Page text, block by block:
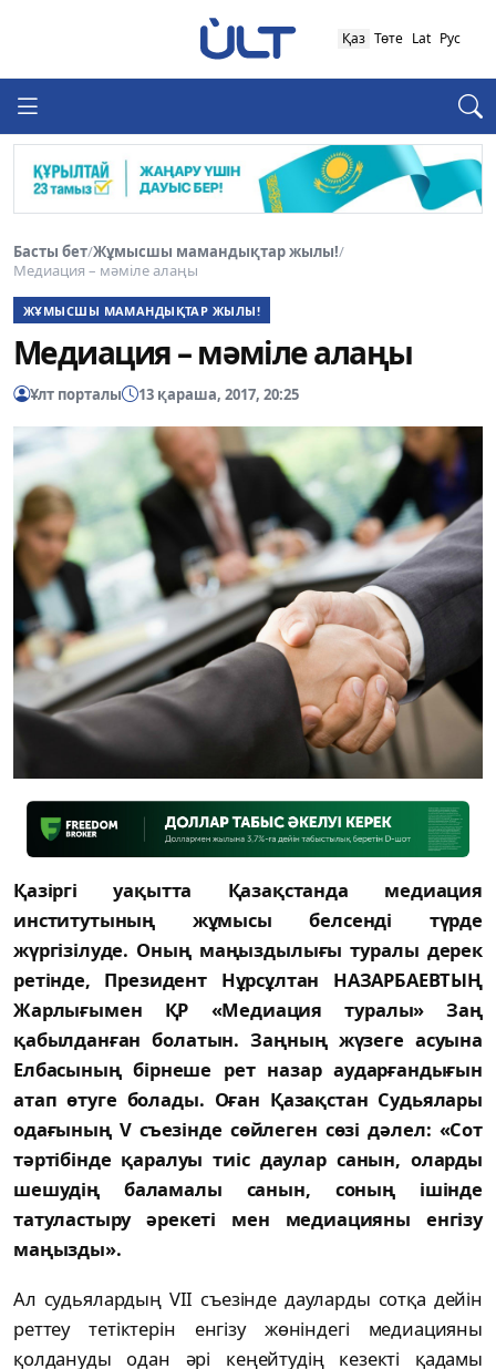
Қаз Төте Lat Рус
Басты бет/Жұмысшы мамандықтар жылы!/
Медиация – мәміле алаңы
ЖҰМЫСШЫ МАМАНДЫҚТАР ЖЫЛЫ!
Медиация – мәміле алаңы
Ұлт порталы 13 қараша, 2017, 20:25
Қазіргі уақытта Қазақстанда медиация
институтының жұмысы белсенді түрде
жүргізілуде. Оның маңыздылығы туралы дерек
ретінде, Президент Нұрсұлтан НАЗАРБАЕВТЫҢ
Жарлығымен ҚР «Медиация туралы» Заң
қабылданған болатын. Заңның жүзеге асуына
Елбасының бірнеше рет назар аударғандығын
атап өтуге болады. Оған Қазақстан Судьялары
одағының V съезінде сөйлеген сөзі дәлел: «Сот
тәртібінде қаралуы тиіс даулар санын, оларды
шешудің баламалы санын, соның ішінде
татуластыру әрекеті мен медиацияны енгізу
маңызды».
Ал судьялардың VII съезінде дауларды сотқа дейін
реттеу тетіктерін енгізу жөніндегі медиацияны
қолдануды одан әрі кеңейтудің кезекті қадамы